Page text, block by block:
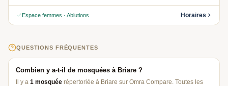
Espace femmes · Ablutions Horaires
QUESTIONS FRÉQUENTES
Combien y a-t-il de mosquées à Briare ?
Il y a 1 mosquée répertoriée à Briare sur Omra Compare. Toutes les